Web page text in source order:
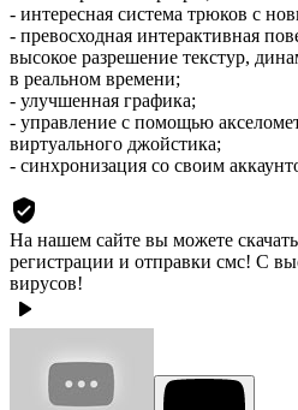
- интересная система трюков с
- превосходная интерактивная
высокое разрешение текстур,
в реальном времени;
- улучшенная графика;
- управление с помощью
виртуального джойстика;
- синхронизация со своим
На нашем сайте вы можете
регистрации и отправки смс! С
вирусов!